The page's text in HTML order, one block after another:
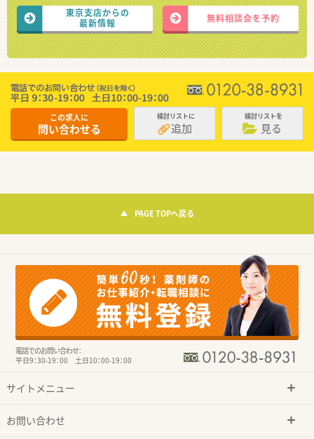
東京支店からの
最新情報
無料相談会を予約
この求人に
問い合わせる
検討リストに
追加
検討リストを
見る
PAGE TOPへ戻る
電話でのお問い合わせ：
平日9：30-19：00 土日10：00-19：00
サイトメニュー
お問い合わせ